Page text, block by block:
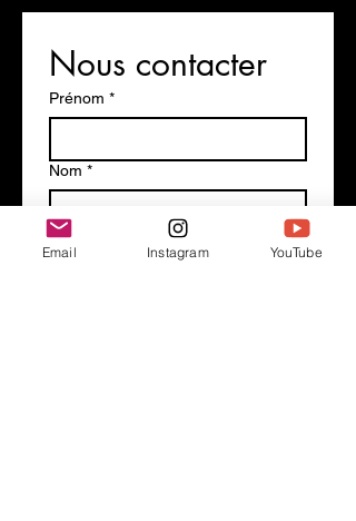
Nous contacter
Prénom *
Nom *
Email
Email Instagram YouTube